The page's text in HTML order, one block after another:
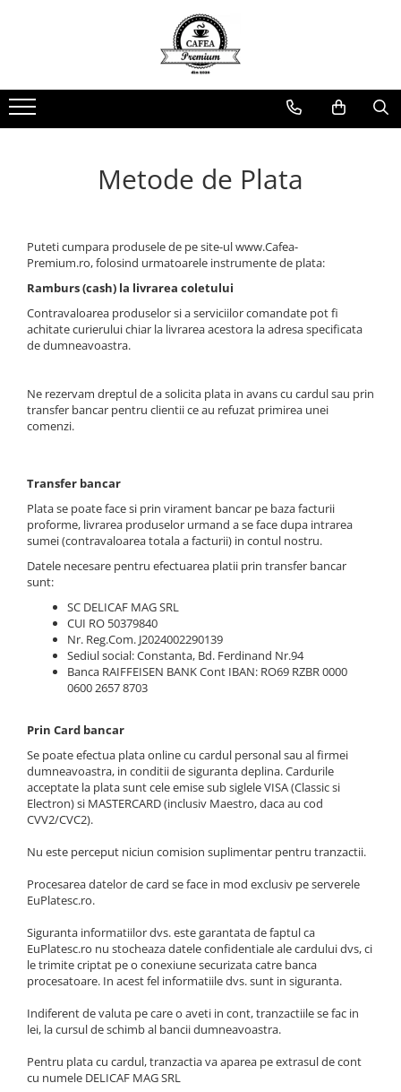
Ceai in Plic
Ceai Vărsat
Capsule cu Cafea
Cafea Instant
Mix-uri
Rontanele Sarate
Biscuiti & Fursecuri
Dropsuri/Jeleuri
Napolitane
Nuci, Alune si Fructe Deshidratate
Prajituri Ambalate
Cadouri
Condimente
Pahare / Capace / Palete
Ustensile Diverse
Zahăr, Miere & Îndulcitori
Metode de Plata
Puteti cumpara produsele de pe site-ul www.Cafea-
Premium.ro, folosind urmatoarele instrumente de plata:
Ramburs (cash) la livrarea coletului
Contravaloarea produselor si a serviciilor comandate pot fi
achitate curierului chiar la livrarea acestora la adresa specificata
de dumneavoastra.
Ne rezervam dreptul de a solicita plata in avans cu cardul sau prin
transfer bancar pentru clientii ce au refuzat primirea unei
comenzi.
Transfer bancar
Plata se poate face si prin virament bancar pe baza facturii
proforme, livrarea produselor urmand a se face dupa intrarea
sumei (contravaloarea totala a facturii) in contul nostru.
Datele necesare pentru efectuarea platii prin transfer bancar
sunt:
SC DELICAF MAG SRL
CUI RO 50379840
Nr. Reg.Com. J2024002290139
Sediul social: Constanta, Bd. Ferdinand Nr.94
Banca RAIFFEISEN BANK Cont IBAN: RO69 RZBR 0000
0600 2657 8703
Prin Card bancar
Se poate efectua plata online cu cardul personal sau al firmei
dumneavoastra, in conditii de siguranta deplina. Cardurile
acceptate la plata sunt cele emise sub siglele VISA (Classic si
Electron) si MASTERCARD (inclusiv Maestro, daca au cod
CVV2/CVC2).
Nu este perceput niciun comision suplimentar pentru tranzactii.
Procesarea datelor de card se face in mod exclusiv pe serverele
EuPlatesc.ro.
Siguranta informatiilor dvs. este garantata de faptul ca
EuPlatesc.ro nu stocheaza datele confidentiale ale cardului dvs, ci
le trimite criptat pe o conexiune securizata catre banca
procesatoare. In acest fel informatiile dvs. sunt in siguranta.
Indiferent de valuta pe care o aveti in cont, tranzactiile se fac in
lei, la cursul de schimb al bancii dumneavoastra.
Pentru plata cu cardul, tranzactia va aparea pe extrasul de cont
cu numele DELICAF MAG SRL